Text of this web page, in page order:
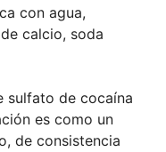
con agua,
calcio, soda
sulfato de cocaína
es como un
de consistencia